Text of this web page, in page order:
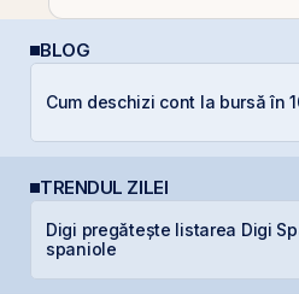
BLOG
Cum deschizi cont la bursă în
TRENDUL ZILEI
Digi pregătește listarea Digi
spaniole